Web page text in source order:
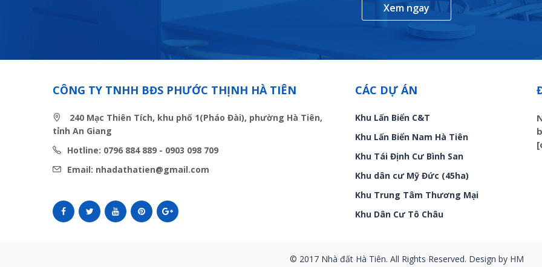
Xem ngay
CÔNG TY TNHH BĐS PHƯỚC THỊNH HÀ TIÊN
240 Mạc Thiên Tích, khu phố 1(Pháo Đài), phường Hà Tiên,
tỉnh An Giang
Hotline: 0796 884 889 - 0903 098 709
Email: nhadathatien@gmail.com
CÁC DỰ ÁN
Khu Lấn Biển C&T
Khu Lấn Biển Nam Hà Tiên
Khu Tái Định Cư Bình San
Khu dân cư Mỹ Đức (45ha)
Khu Trung Tâm Thương Mại
Khu Dân Cư Tô Châu
© 2017 Nhà đất Hà Tiên. All Rights Reserved. Design by HM